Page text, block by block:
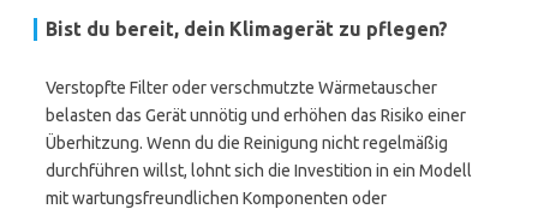
Bist du bereit, dein Klimagerät zu pflegen?
Verstopfte Filter oder verschmutzte Wärmetauscher
belasten das Gerät unnötig und erhöhen das Risiko einer
Überhitzung. Wenn du die Reinigung nicht regelmäßig
durchführen willst, lohnt sich die Investition in ein Modell
mit wartungsfreundlichen Komponenten oder